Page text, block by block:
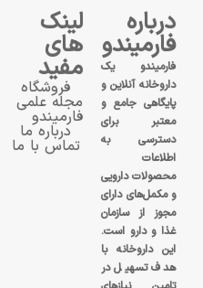
درباره
فارمیندو
فارمیندو یک
داروخانه آنلاین و
پایگاهی جامع و
معتبر برای
دسترسی به
اطلاعات
محصولات دارویی
و مکمل‌های دارای
مجوز از سازمان
غذا و دارو است.
این داروخانه با
هدف تسهیل در
لینک
های
مفید
فروشگاه
مجله علمی
فارمیندو
درباره ما
تماس با ما